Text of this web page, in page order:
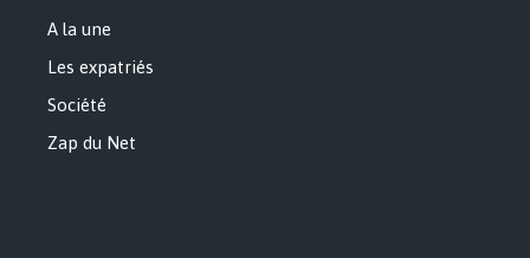
A la une
Les expatriés
Société
Zap du Net